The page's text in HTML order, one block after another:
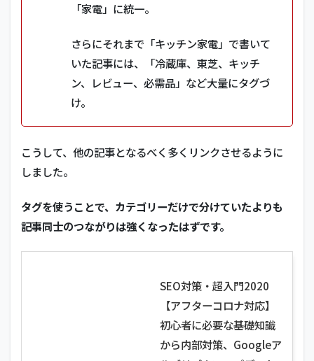
「家電」に統一。
さらにそれまで「キッチン家電」で書いて
いた記事には、「冷蔵庫、東芝、キッチ
ン、レビュー、必需品」など大量にタグづ
け。
こうして、他の記事となるべく多くリンクさせるように
しました。
タグを使うことで、カテゴリーだけで分けていたよりも
記事同士のつながりは強くなったはずです。
SEO対策・超入門2020
【アフターコロナ対応】
初心者に必要な基礎知識
から内部対策、Googleア